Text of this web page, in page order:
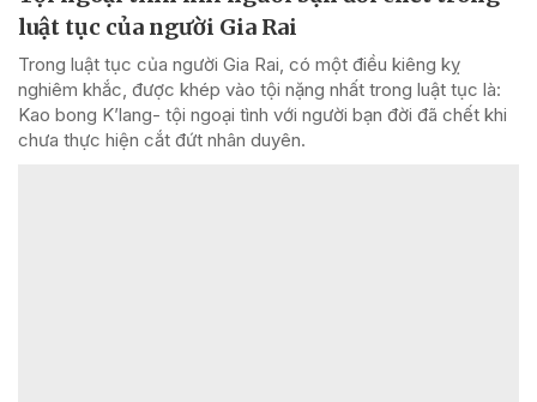
luật tục của người Gia Rai
Trong luật tục của người Gia Rai, có một điều kiêng kỵ
nghiêm khắc, được khép vào tội nặng nhất trong luật tục là:
Kao bong K’lang- tội ngoại tình với người bạn đời đã chết khi
chưa thực hiện cắt đứt nhân duyên.